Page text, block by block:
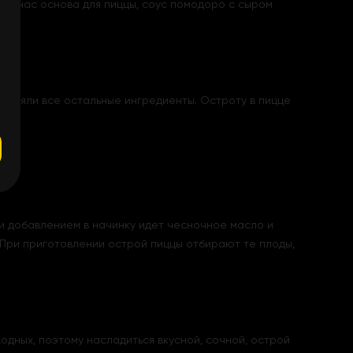
нас основа для пиццы, соус помодоро с сыром
все остальные ингредиенты. Остроту в пицце
добавлением в начинку идет чесночное масло и
приготовлении острой пиццы отбирают те плоды,
поэтому насладиться вкусной, сочной, острой